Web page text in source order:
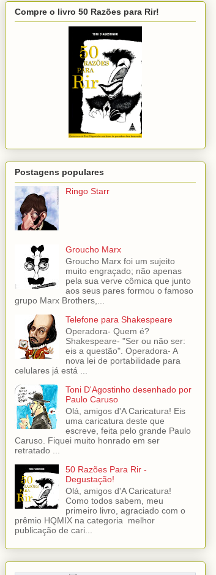
Compre o livro 50 Razões para Rir!
Postagens populares
Ringo Starr
Groucho Marx
Groucho Marx foi um sujeito
muito engraçado; não apenas
pela sua verve cômica que junto
aos seus pares formou o famoso
grupo Marx Brothers,...
Telefone para Shakespeare
Operadora- Quem é?
Shakespeare- "Ser ou não ser:
eis a questão". Operadora- A
nova lei de portabilidade para
celulares já está ...
Toni D'Agostinho desenhado por
Paulo Caruso
Olá, amigos d'A Caricatura! Eis
uma caricatura deste que
escreve, feita pelo grande Paulo
Caruso. Fiquei muito honrado em ser
retratado ...
50 Razões Para Rir -
Degustação!
Olá, amigos d'A Caricatura!
Como todos sabem, meu
primeiro livro, agraciado com o
prêmio HQMIX na categoria melhor
publicação de cari...